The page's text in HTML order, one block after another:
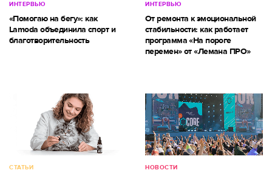
ИНТЕРВЬЮ
«Помогаю на бегу»: как
Lamoda объединила спорт и
благотворительность
ИНТЕРВЬЮ
От ремонта к эмоциональной
стабильности: как работает
программа «На пороге
перемен» от «Лемана ПРО»
СТАТЬИ НОВОСТИ